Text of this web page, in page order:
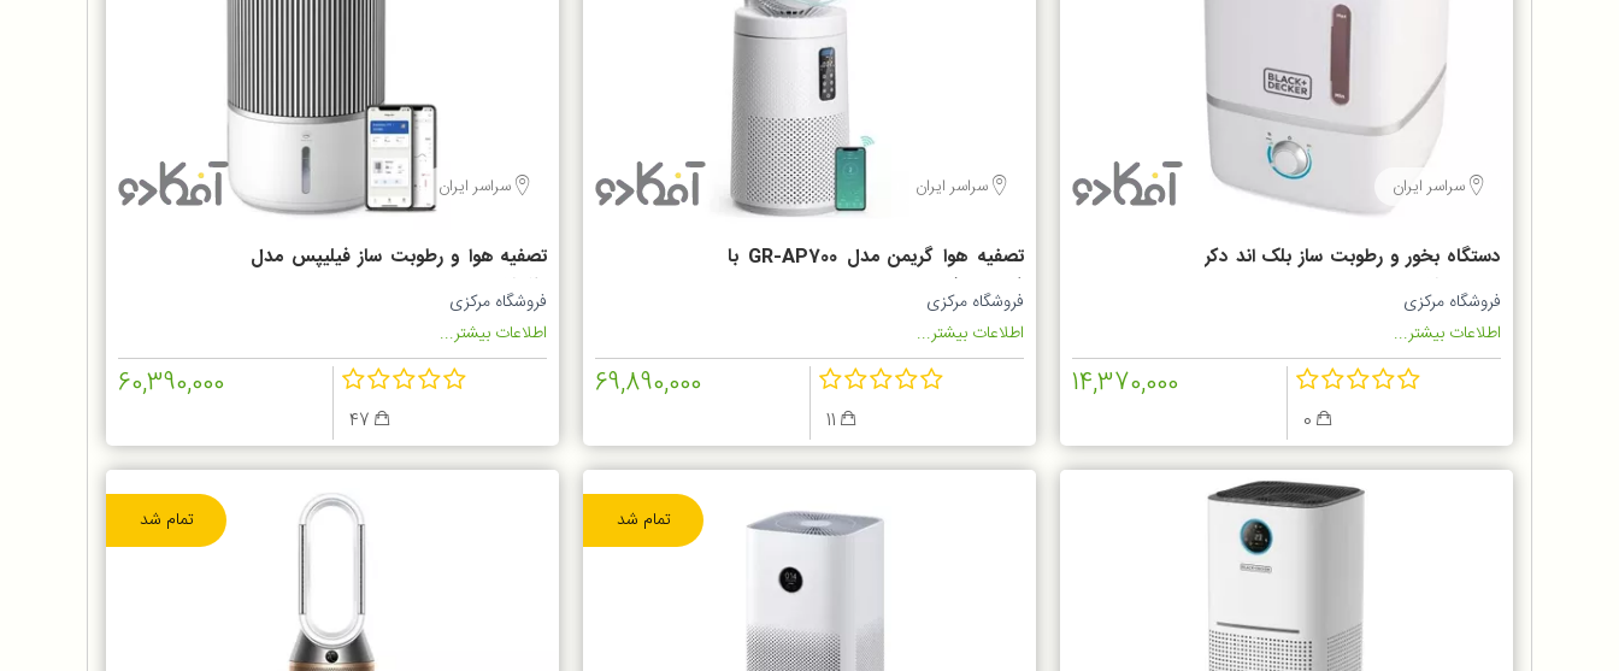
سراسر ایران
دستگاه بخور و رطوبت ساز بلک اند دکر
مدل HM 3000
فروشگاه مرکزی
اطلاعات بیشتر...
14,370,000
سراسر ایران
تصفیه هوا گریمن مدل GR-AP700 با
فیلتر اضاف
فروشگاه مرکزی
اطلاعات بیشتر...
69,890,000
سراسر ایران
تصفیه هوا و رطوبت ساز فیلیپس مدل
AC3420
فروشگاه مرکزی
اطلاعات بیشتر...
60,390,000
تمام شد تمام شد